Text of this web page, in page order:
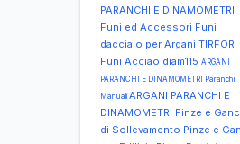
PARANCHI E DINAMOMETRI
Funi ed Accessori Funi
dacciaio per Argani TIRFOR
Funi Acciao diam115 ARGANI
PARANCHI E DINAMOMETRI Paranchi
ManualiARGANI PARANCHI E
DINAMOMETRI Pinze e
di Sollevamento Pinze e